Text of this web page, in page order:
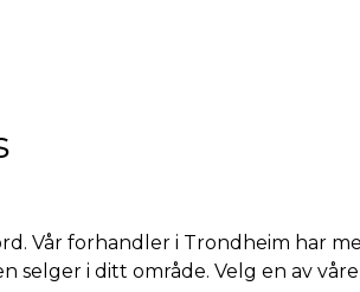
Vår forhandler i Trondheim har
i ditt område. Velg en av